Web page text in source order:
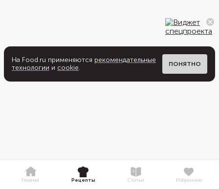
На Food.ru применяются рекомендательные
технологии и cookie. ПОНЯТНО
Главная Рецепты Статьи Избранное